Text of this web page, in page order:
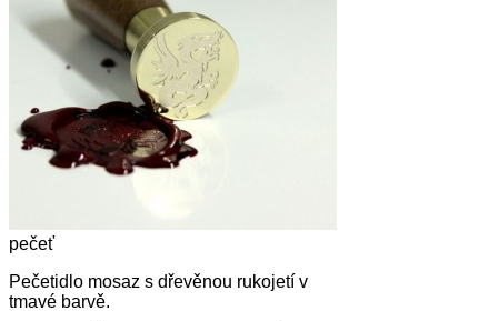
pečeť
Pečetidlo mosaz s dřevěnou rukojetí v
tmavé barvě.